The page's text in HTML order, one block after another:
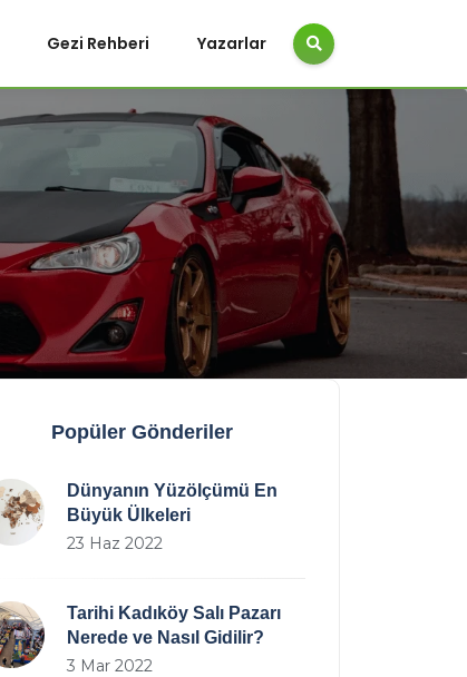
Gezi Rehberi Yazarlar
Popüler Gönderiler
Dünyanın Yüzölçümü En
Büyük Ülkeleri
23 Haz 2022
Tarihi Kadıköy Salı Pazarı
Nerede ve Nasıl Gidilir?
3 Mar 2022